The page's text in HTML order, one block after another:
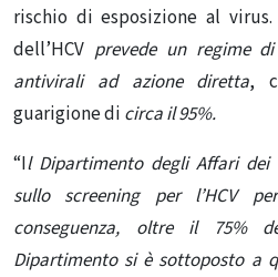
rischio di esposizione al
dell’HCV prevede un regime
antivirali ad azione diretta,
guarigione di circa il 95%.
“Il Dipartimento degli Affari
sullo screening per l’HCV
conseguenza, oltre il 75%
Dipartimento si è sottoposto a